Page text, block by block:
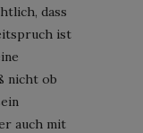
dass
ist
nicht ob
auch mit